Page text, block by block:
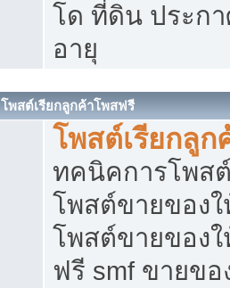
โด ที่ดิน ประก
อายุ
โพสต์เรียกลูกค้าโพสฟรี
โพสต์เรียกลูก
ทคนิคการโพส
โพสต์ขายของ
โพสต์ขายของ
ฟรี smf ขายข